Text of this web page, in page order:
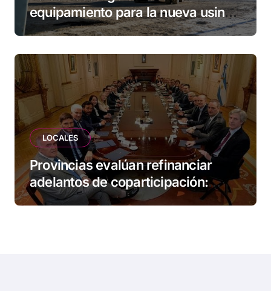
equipamiento para la nueva usina
de Ushuaia
LOCALES
Provincias evalúan refinanciar
adelantos de coparticipación:
Tierra del Fuego, entre las